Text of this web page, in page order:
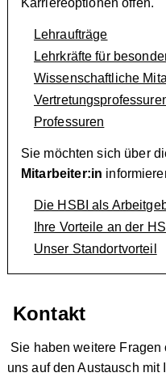
Karriereoptionen offen.
Lehraufträge
Lehrkräfte für
Wissenschaftliche
Professuren
Sie möchten sich über
Mitarbeiter:in
Die HSBI als
Ihre Vorteile an der
Unser Standortvorteil
Kontakt
Sie haben weitere Fragen
uns auf den Austausch mit